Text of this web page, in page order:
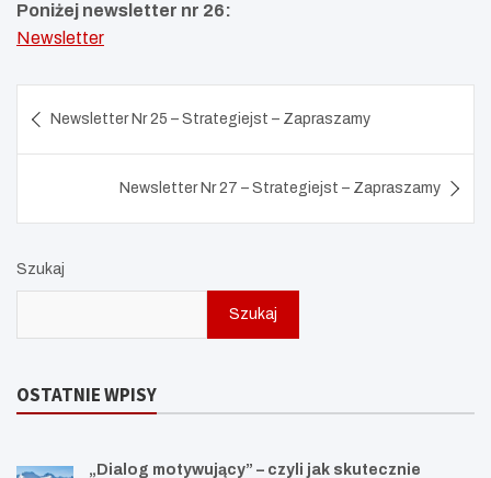
Poniżej newsletter nr 26:
Newsletter
wpisu
Newsletter Nr 25 – Strategiejst – Zapraszamy
Newsletter Nr 27 – Strategiejst – Zapraszamy
Szukaj
Szukaj
OSTATNIE WPISY
„Dialog motywujący” – czyli jak skutecznie